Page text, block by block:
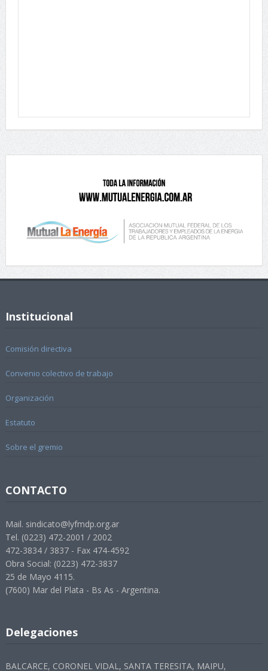
Institucional
Comisión directiva
Convenio colectivo de trabajo
Organización
Estatuto
Sobre el gremio
CONTACTO
Mail. sindicato@lyfmdp.org.ar
Tel. (0223) 472-2001 / 2002
472-3834 / 3837 - Fax 474-4592
Obra Social: (0223) 472-3837
25 de Mayo 4115.
(7600) Mar del Plata - Bs As - Argentina.
Delegaciones
BALCARCE, CORONEL VIDAL, SANTA TERESITA, MAIPU,